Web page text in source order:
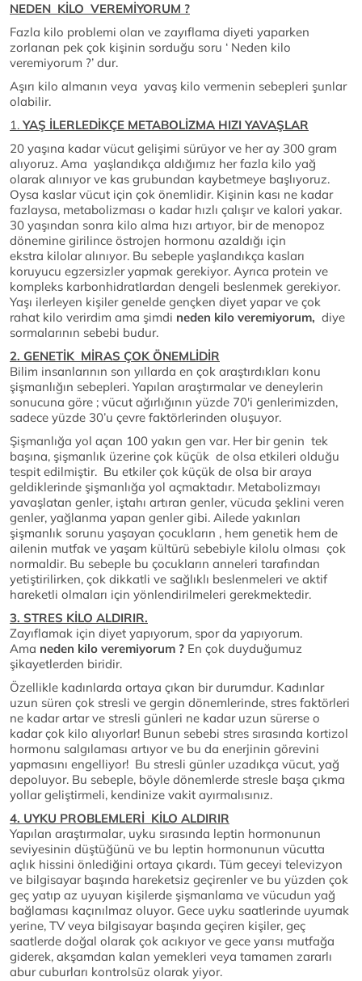
NEDEN KİLO VEREMİYORUM ?
Fazla kilo problemi olan ve zayıflama diyeti yaparken
zorlanan pek çok kişinin sorduğu soru ‘ Neden kilo
veremiyorum ?’ dur.
Aşırı kilo almanın veya yavaş kilo vermenin sebepleri şunlar
olabilir.
1. YAŞ İLERLEDİKÇE METABOLİZMA HIZI YAVAŞLAR
20 yaşına kadar vücut gelişimi sürüyor ve her ay 300 gram
alıyoruz. Ama yaşlandıkça aldığımız her fazla kilo yağ
olarak alınıyor ve kas grubundan kaybetmeye başlıyoruz.
Oysa kaslar vücut için çok önemlidir. Kişinin kası ne kadar
fazlaysa, metabolizması o kadar hızlı çalışır ve kalori yakar.
30 yaşından sonra kilo alma hızı artıyor, bir de menopoz
dönemine girilince östrojen hormonu azaldığı için
ekstra kilolar alınıyor. Bu sebeple yaşlandıkça kasları
koruyucu egzersizler yapmak gerekiyor. Ayrıca protein ve
kompleks karbonhidratlardan dengeli beslenmek gerekiyor.
Yaşı ilerleyen kişiler genelde gençken diyet yapar ve çok
rahat kilo verirdim ama şimdi neden kilo veremiyorum, diye
sormalarının sebebi budur.
2. GENETİK MİRAS ÇOK ÖNEMLİDİR
Bilim insanlarının son yıllarda en çok araştırdıkları konu
şişmanlığın sebepleri. Yapılan araştırmalar ve deneylerin
sonucuna göre ; vücut ağırlığının yüzde 70'i genlerimizden,
sadece yüzde 30’u çevre faktörlerinden oluşuyor.
Şişmanlığa yol açan 100 yakın gen var. Her bir genin tek
başına, şişmanlık üzerine çok küçük de olsa etkileri olduğu
tespit edilmiştir. Bu etkiler çok küçük de olsa bir araya
geldiklerinde şişmanlığa yol açmaktadır. Metabolizmayı
yavaşlatan genler, iştahı artıran genler, vücuda şeklini veren
genler, yağlanma yapan genler gibi. Ailede yakınları
şişmanlık sorunu yaşayan çocukların , hem genetik hem de
ailenin mutfak ve yaşam kültürü sebebiyle kilolu olması çok
normaldir. Bu sebeple bu çocukların anneleri tarafından
yetiştirilirken, çok dikkatli ve sağlıklı beslenmeleri ve aktif
hareketli olmaları için yönlendirilmeleri gerekmektedir.
3. STRES KİLO ALDIRIR.
Zayıflamak için diyet yapıyorum, spor da yapıyorum.
Ama neden kilo veremiyorum ? En çok duyduğumuz
şikayetlerden biridir.
Özellikle kadınlarda ortaya çıkan bir durumdur. Kadınlar
uzun süren çok stresli ve gergin dönemlerinde, stres faktörleri
ne kadar artar ve stresli günleri ne kadar uzun sürerse o
kadar çok kilo alıyorlar! Bunun sebebi stres sırasında kortizol
hormonu salgılaması artıyor ve bu da enerjinin görevini
yapmasını engelliyor! Bu stresli günler uzadıkça vücut, yağ
depoluyor. Bu sebeple, böyle dönemlerde stresle başa çıkma
yollar geliştirmeli, kendinize vakit ayırmalısınız.
4. UYKU PROBLEMLERİ KİLO ALDIRIR
Yapılan araştırmalar, uyku sırasında leptin hormonunun
seviyesinin düştüğünü ve bu leptin hormonunun vücutta
açlık hissini önlediğini ortaya çıkardı. Tüm geceyi televizyon
ve bilgisayar başında hareketsiz geçirenler ve bu yüzden çok
geç yatıp az uyuyan kişilerde şişmanlama ve vücudun yağ
bağlaması kaçınılmaz oluyor. Gece uyku saatlerinde uyumak
yerine, TV veya bilgisayar başında geçiren kişiler, geç
saatlerde doğal olarak çok acıkıyor ve gece yarısı mutfağa
giderek, akşamdan kalan yemekleri veya tamamen zararlı
abur cuburları kontrolsüz olarak yiyor.